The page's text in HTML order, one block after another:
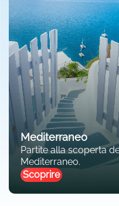
Mediterraneo
Partite alla scoperta
Mediterraneo.
Scoprire